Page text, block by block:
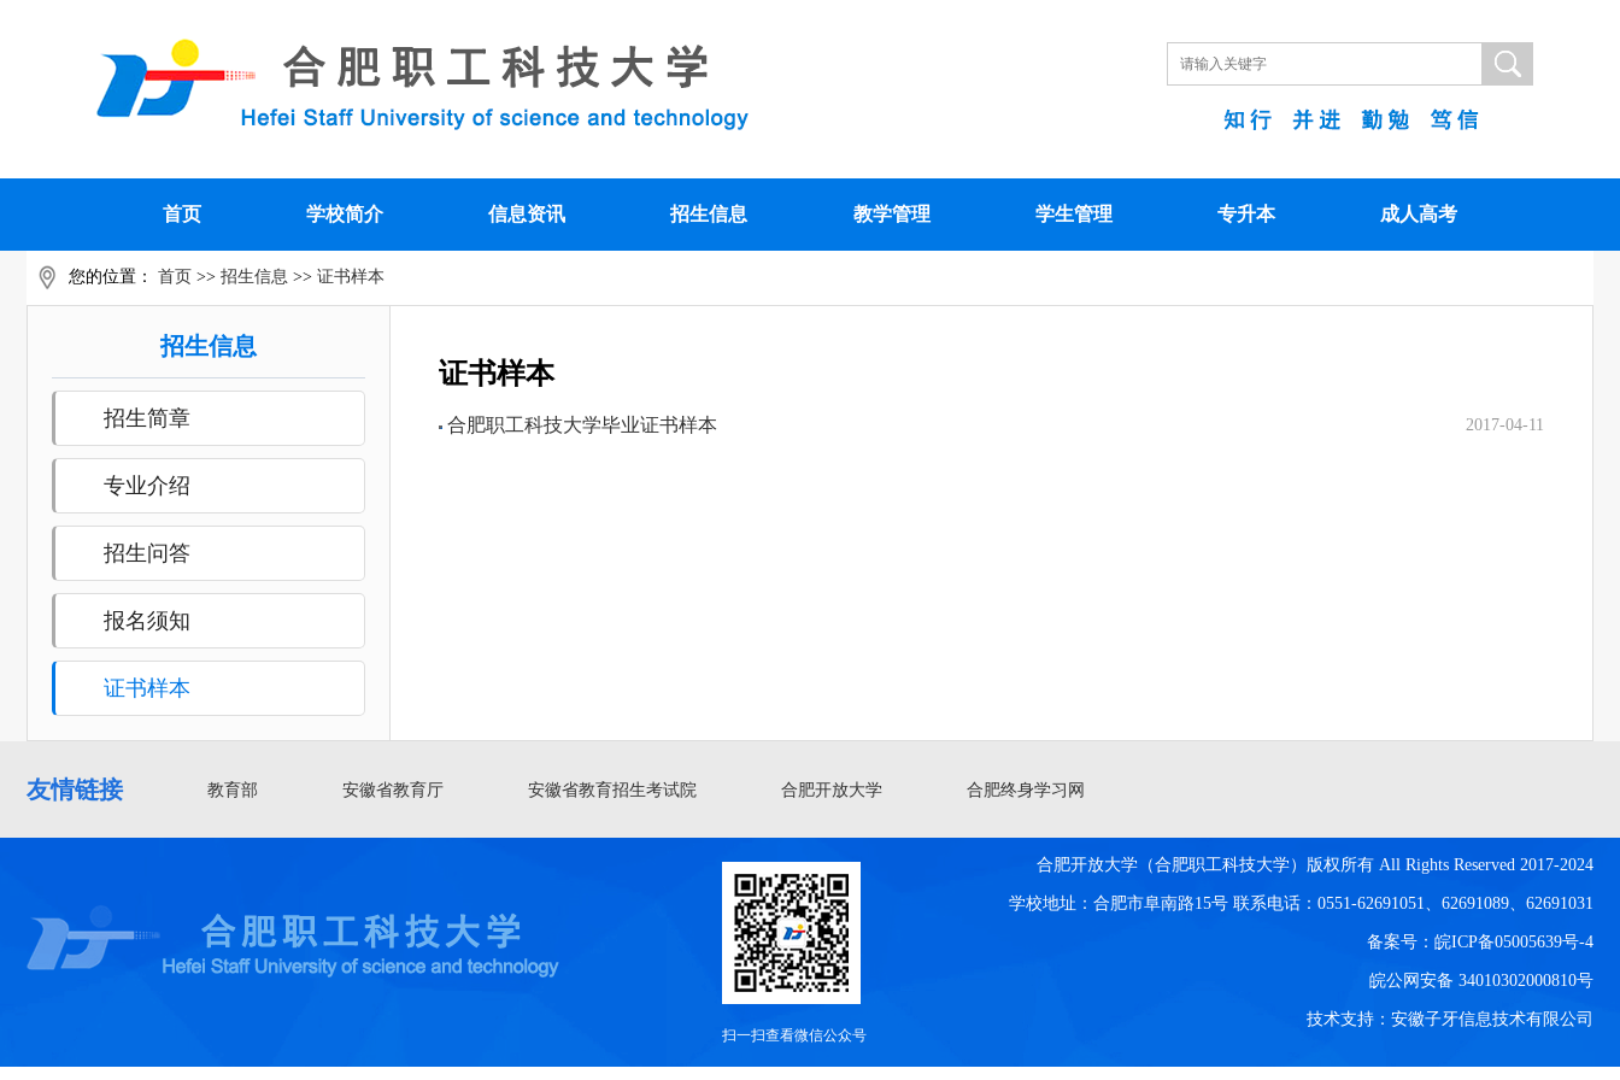
首页 学校简介 信息资讯 招生信息 教学管理 学生管理 专升本 成人高考
您的位置： 首页 >> 招生信息 >> 证书样本
招生信息
招生简章
专业介绍
招生问答
报名须知
证书样本
证书样本
合肥职工科技大学毕业证书样本 2017-04-11
友情链接 教育部 安徽省教育厅 安徽省教育招生考试院 合肥开放大学 合肥终身学习网
扫一扫查看微信公众号
合肥开放大学（合肥职工科技大学）版权所有 All Rights Reserved 2017-2024
学校地址：合肥市阜南路15号 联系电话：0551-62691051、62691089、62691031
备案号：皖ICP备05005639号-4
皖公网安备 34010302000810号
技术支持：安徽子牙信息技术有限公司